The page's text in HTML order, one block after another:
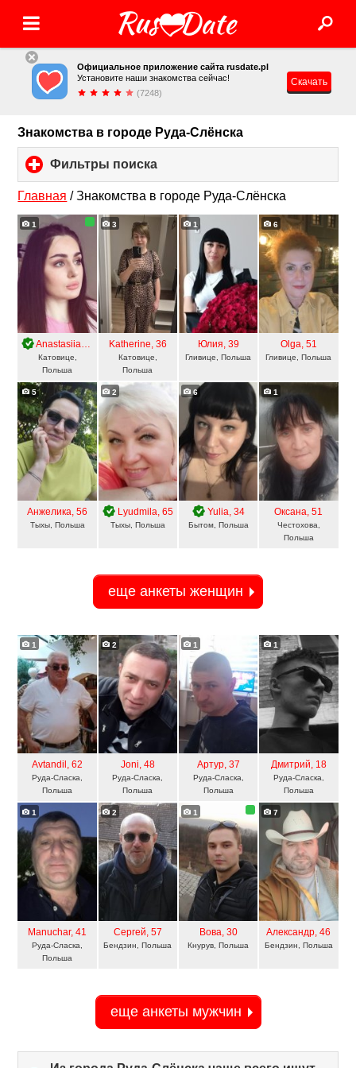
Официальное приложение сайта rusdate.pl
Установите наши знакомства сейчас!
(7248)
Скачать
Знакомства в городе Руда-Слёнска
Фильтры поиска
to
expand
contents
Главная /Знакомства в городе Руда-Слёнска
1
Anastasiia, 24
Катовице,
Польша
3
Katherine, 36
Катовице,
Польша
1
Юлия, 39
Гливице, Польша
6
Olga, 51
Гливице, Польша
5
Анжелика, 56
Тыхы, Польша
2
Lyudmila, 65
Тыхы, Польша
6
Yulia, 34
Бытом, Польша
1
Оксана, 51
Честохова,
Польша
еще анкеты женщин
1
Avtandil , 62
Руда-Сласка,
Польша
2
Joni, 48
Руда-Сласка,
Польша
1
Артур, 37
Руда-Сласка,
Польша
1
Дмитрий, 18
Руда-Сласка,
Польша
1
Manuchar, 41
Руда-Сласка,
Польша
2
Сергей, 57
Бендзин, Польша
1
Вова, 30
Кнурув, Польша
7
Александр, 46
Бендзин, Польша
еще анкеты мужчин